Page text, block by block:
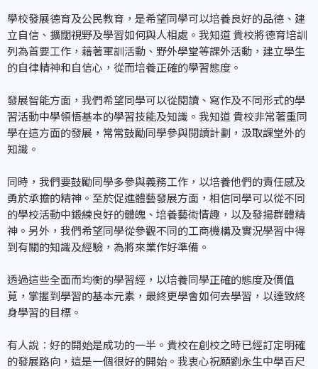
學校發展德育及公民教育，是希望同學可以培養良好的品德、建
立自信、擴闊視野及學習如何與人相處。我知道 貴校將德育培訓
列為首要工作，藉著軍訓活動、野外學堂等課外活動，建立學生
的自律精神和自信心，從而培養正確的學習態度。
發展智能方面，我們希望同學可以從閱讀、寫作及不同形式的學
習活動中學領悟基本的學習技能及知識。我知道 貴校非常著重同
學在這方面的發展，常常鼓勵同學參與閱讀計劃，汲取課堂外的
知識。
同時，我們要鼓勵同學多參與義務工作，以培養他們的責任感及
勇於承擔的精神。至於促進體藝發展方面，相信同學可以從不同
的學校活動中鍛練良好的體魄、培養藝術情趣，以及發揚群體精
神。另外，我們希望同學從參觀不同的工商機構及實況學習中得
到有關的知識及經驗，為將來業作好準備。
透過這些全面而均衡的學習經，以培養同學正確的態度及價值
莧，掌握到學習的基本元素，最終更學會如何去學習，以達致終
身學習的目標。
有人說︰好的開始是成功的一半。貴校在創校之時已經訂定明確
的發展路向，這是一個很好的開始。我衷心祝願劉永生中學百尺